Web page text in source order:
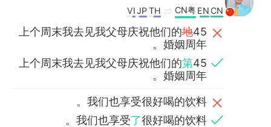
CN
EN
CN粤
TH
JP
VI
上个周末我去见我父母庆祝他们的地45
婚姻周年。
上个周末我去见我父母庆祝他们的第45
婚姻周年。
我们也享受很好喝的饮料。
我们也享受了很好喝的饮料。